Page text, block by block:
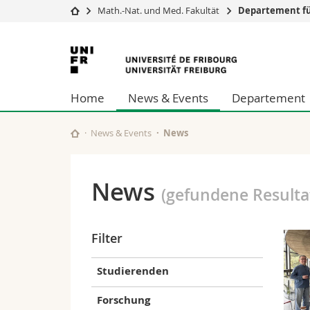
Universität
Studium
Forschung
Universität
Weiterbildung
Wirtschafts-
Philosophische
Math.-Nat. und Med. Fakultät Departement
Universität
Freiburg
Home News & Events Departement
News & Events News
News (gefundene
Filter
Studierenden
Forschung